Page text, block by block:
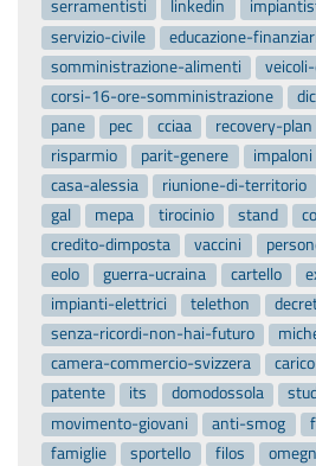
serramentisti
linkedin
servizio-civile
educazione-
somministrazione-alimenti
corsi-16-ore-somministrazione
pane
pec cciaa recovery-plan
risparmio
parit-genere impaloni
casa-alessia
riunione-di-territorio
gal
mepa tirocinio stand
credito-dimposta
vaccini
eolo
guerra-ucraina cartello
impianti-elettrici
telethon
senza-ricordi-non-hai-futuro
camera-commercio-svizzera
patente
its domodossola
movimento-giovani
anti-smog
famiglie
sportello filos